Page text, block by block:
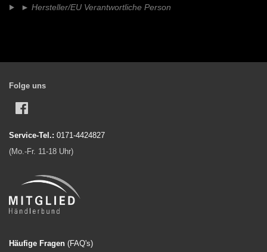
► Hersteller/EU Verantwortliche Person
Folge uns
Service-Tel.: 0171-4424827
(Mo.-Fr. 11-18 Uhr)
Häufige Fragen (FAQ's)